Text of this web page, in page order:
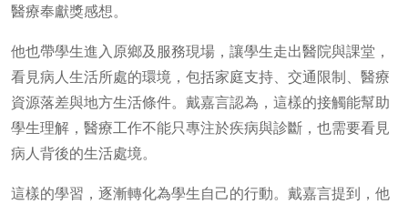
醫療奉獻獎感想。
他也帶學生進入原鄉及服務現場，讓學生走出醫院與課堂，
看見病人生活所處的環境，包括家庭支持、交通限制、醫療
資源落差與地方生活條件。戴嘉言認為，這樣的接觸能幫助
學生理解，醫療工作不能只專注於疾病與診斷，也需要看見
病人背後的生活處境。
這樣的學習，逐漸轉化為學生自己的行動。戴嘉言提到，他